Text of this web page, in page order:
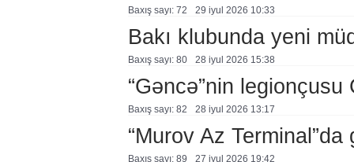
Baxış sayı: 72 29 i̇yul 2026 10:33
Bakı klubunda yeni
Baxış sayı: 80 28 i̇yul 2026 15:38
“Gəncə”nin
Baxış sayı: 82 28 i̇yul 2026 13:17
“Murov Az
Baxış sayı: 89 27 i̇yul 2026 19:42